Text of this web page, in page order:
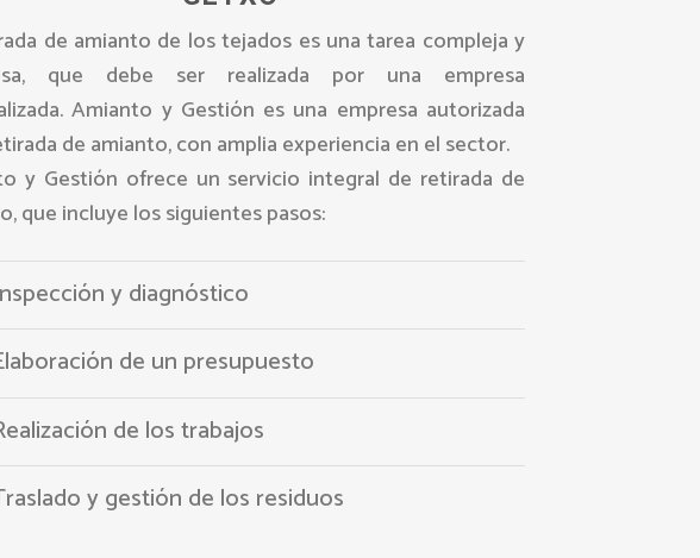
de amianto de los tejados es una tarea compleja y
que debe ser realizada por una empresa
Amianto y Gestión es una empresa autorizada
de amianto, con amplia experiencia en el sector.
y Gestión ofrece un servicio integral de retirada de
que incluye los siguientes pasos:
y diagnóstico
de un presupuesto
de los trabajos
y gestión de los residuos